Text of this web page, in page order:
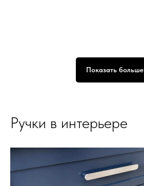
Показать больше
Ручки в интерьере